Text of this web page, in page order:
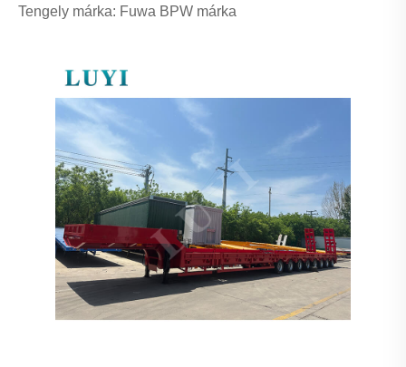
Tengely márka: Fuwa BPW márka